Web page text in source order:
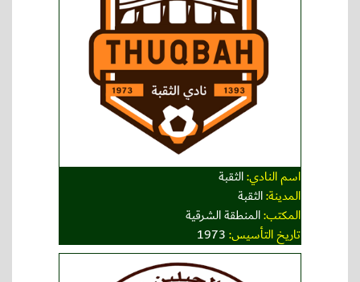
اسم النادي:الثقبة
المدينة:الثقبة
المكتب:المنطقة الشرقية
تاريخ التأسيس:1973